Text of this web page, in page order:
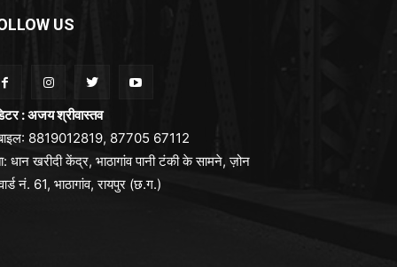
US
: अजय श्रीवास्तव
8819012819, 87705 67112
धान खरीदी केंद्र, भाठागांव पानी टंकी के सामने, ज़ोन
नं. 61, भाठागांव, रायपुर (छ.ग.)